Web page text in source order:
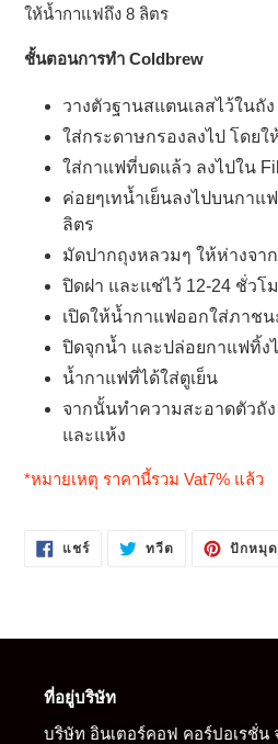
ให้น้ำกาแฟถึง 8 ลิตร
ชั้นตอนการทำ Coldbrew
วางตัวฐานสแตนเลสไว้ในถั
ใส่กระดาษกรองลงไป โดย
ใส่กาแฟที่บดแล้ว ลงไปใน
ค่อยๆเทน้ำเย็นลงไปบนกา
ลิตร
มัดปากถุงหลวมๆ ให้ห่างจา
ปิดฝา และแช่ไว้ 12-24 ชั่วโ
เปิดให้น้ำกาแฟออกใส่ภาชน
ปิดจุกน้ำ และปล่อยกาแฟทิ้ง
น้ำกาแฟที่ได้ใส่ตูเย็น
จากนั้นทำความสะอาดตัวถั
และแห้ง
*หมายเหตุ ราคานี้รวม Vat7% แล้ว
แชร์แชร์
ทวีตทวี
ปักหมุด
ที่อยู่บริษัท
บริษัท อินเตอร์คอฟ คอร์ปอเรชั่น